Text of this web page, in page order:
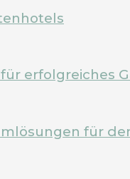
erfolgreiches
für